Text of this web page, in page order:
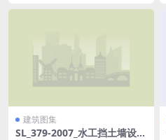
建筑图集
SL_379-2007_水工挡土墙设计